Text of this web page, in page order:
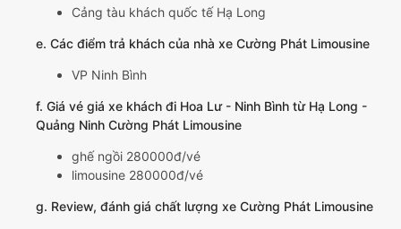
Cảng tàu khách quốc tế Hạ Long
e. Các điểm trả khách của nhà xe Cường Phát Limousine
VP Ninh Bình
f. Giá vé giá xe khách đi Hoa Lư - Ninh Bình từ Hạ Long -
Quảng Ninh Cường Phát Limousine
ghế ngồi 280000đ/vé
limousine 280000đ/vé
g. Review, đánh giá chất lượng xe Cường Phát Limousine